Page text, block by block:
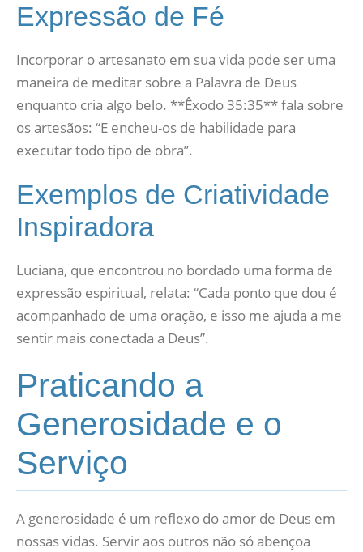
Expressão de Fé
Incorporar o artesanato em sua vida pode ser uma
maneira de meditar sobre a Palavra de Deus
enquanto cria algo belo. **Êxodo 35:35** fala sobre
os artesãos: “E encheu-os de habilidade para
executar todo tipo de obra”.
Exemplos de Criatividade
Inspiradora
Luciana, que encontrou no bordado uma forma de
expressão espiritual, relata: “Cada ponto que dou é
acompanhado de uma oração, e isso me ajuda a me
sentir mais conectada a Deus”.
Praticando a
Generosidade e o
Serviço
A generosidade é um reflexo do amor de Deus em
nossas vidas. Servir aos outros não só abençoa